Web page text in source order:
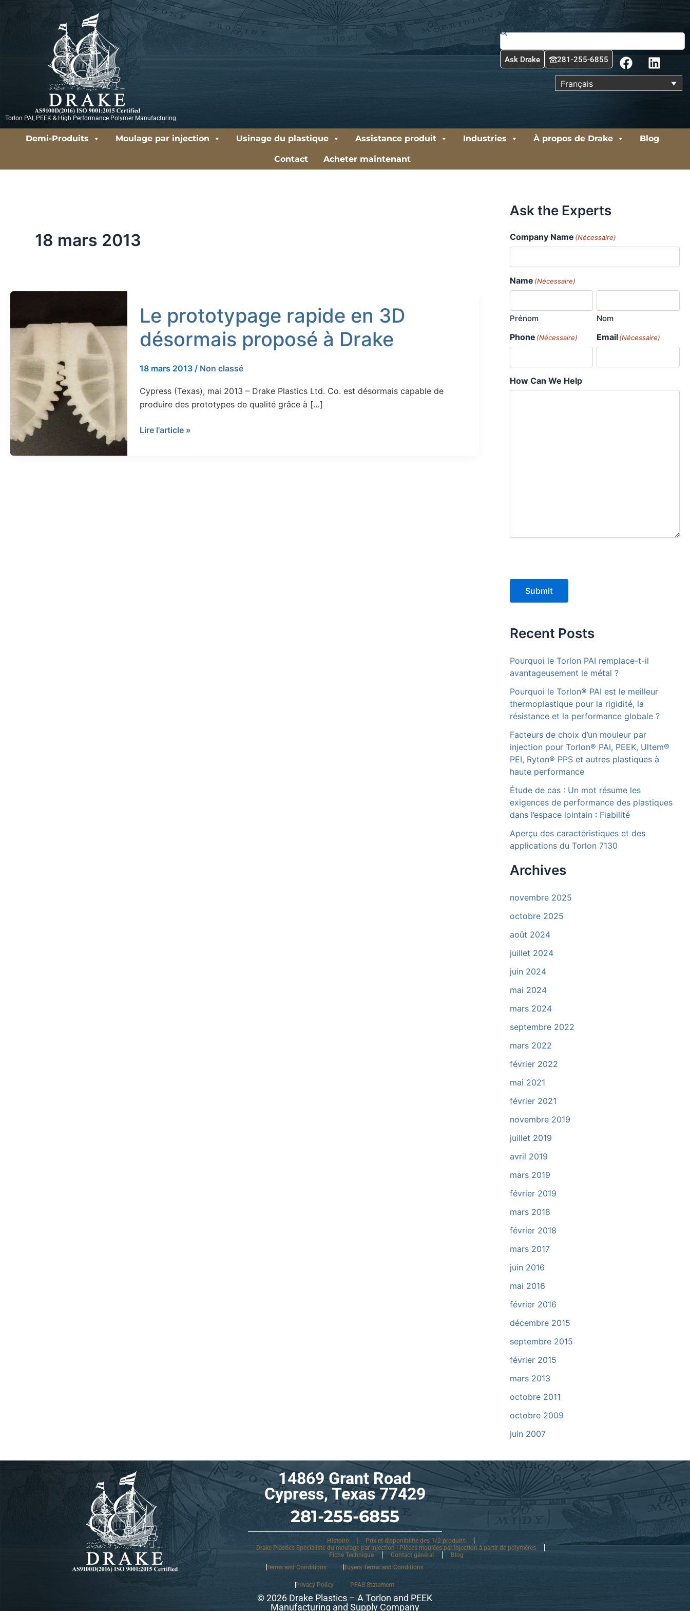
Torlon PAI, PEEK & High Performance Polymer Manufacturing
Rechercher
Ask Drake 281-255-6855
F
a
c
e
o
L
i
n
k
i
n
Français
Demi-Produits Moulage par injection Usinage du plastique Assistance produit Industries À propos de Drake Blog
Contact Acheter maintenant
18 mars 2013
Le prototypage rapide en 3D
désormais proposé à Drake
18 mars 2013/ Non classé
Cypress (Texas), mai 2013 – Drake Plastics Ltd. Co. est désormais capable de
produire des prototypes de qualité grâce à […]
prototypage
rapide
en
désormais
à
Drake
Lire l'article »
Ask the Experts
Company Name (Nécessaire)
Name (Nécessaire)
Prénom Nom
Phone (Nécessaire) Email (Nécessaire)
How Can We Help
Submit
Recent Posts
Pourquoi le Torlon PAI remplace-t-il
avantageusement le métal ?
Pourquoi le Torlon® PAI est le meilleur
thermoplastique pour la rigidité, la
résistance et la performance globale ?
Facteurs de choix d’un mouleur par
injection pour Torlon® PAI, PEEK, Ultem®
PEI, Ryton® PPS et autres plastiques à
haute performance
Étude de cas : Un mot résume les
exigences de performance des plastiques
dans l’espace lointain : Fiabilité
Aperçu des caractéristiques et des
applications du Torlon 7130
Archives
novembre 2025
octobre 2025
août 2024
juillet 2024
juin 2024
mai 2024
mars 2024
septembre 2022
mars 2022
février 2022
mai 2021
février 2021
novembre 2019
juillet 2019
avril 2019
mars 2019
février 2019
mars 2018
février 2018
mars 2017
juin 2016
mai 2016
février 2016
décembre 2015
septembre 2015
février 2015
mars 2013
octobre 2011
octobre 2009
juin 2007
14869 Grant Road
Cypress, Texas 77429
281-255-6855
Histoire
Prix et disponibilité des 1/2 produits
Drake Plastics Spécialiste du moulage par injection | Pièces moulées par injection à partir de polymères
Fiche Technique
Contact général
Blog
Terms and Conditions
Buyers Terms and Conditions
Privacy Policy PFAS Statement
© 2026 Drake Plastics – A Torlon and PEEK
Manufacturing and Supply Company